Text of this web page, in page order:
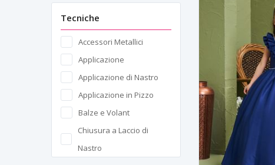
Cairo
Iberia
Tecniche
Accessori Metallici
Applicazione
Applicazione di Nastro
Applicazione in Pizzo
Balze e Volant
Chiusura a Laccio di
Nastro